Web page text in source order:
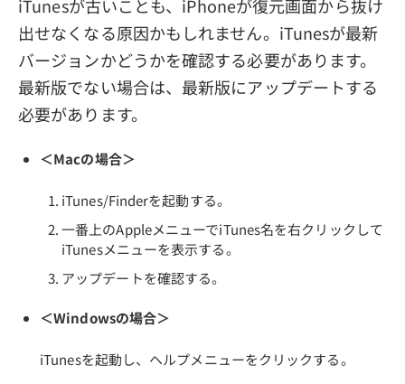
iTunesが古いことも、iPhoneが復元画面から抜け
出せなくなる原因かもしれません。iTunesが最新
バージョンかどうかを確認する必要があります。
最新版でない場合は、最新版にアップデートする
必要があります。
＜Macの場合＞
iTunes/Finderを起動する。
一番上のAppleメニューでiTunes名を右クリックして
iTunesメニューを表示する。
アップデートを確認する。
＜Windowsの場合＞
iTunesを起動し、ヘルプメニューをクリックする。